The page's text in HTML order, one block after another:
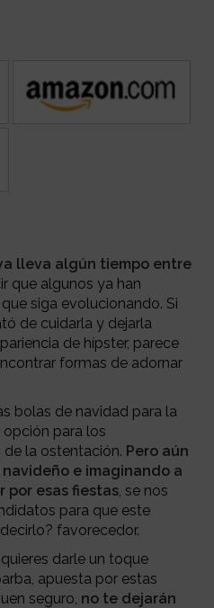
lleva algún tiempo entre
que algunos ya han
siga evolucionando. Si
de cuidarla y dejarla
de hípster, parece
formas de adornar
bolas de navidad para la
para los
la ostentación. Pero aún
e imaginando a
por esas fiestas, se nos
para que este
favorecedor.
darle un toque
apuesta por estas
seguro, no te dejarán